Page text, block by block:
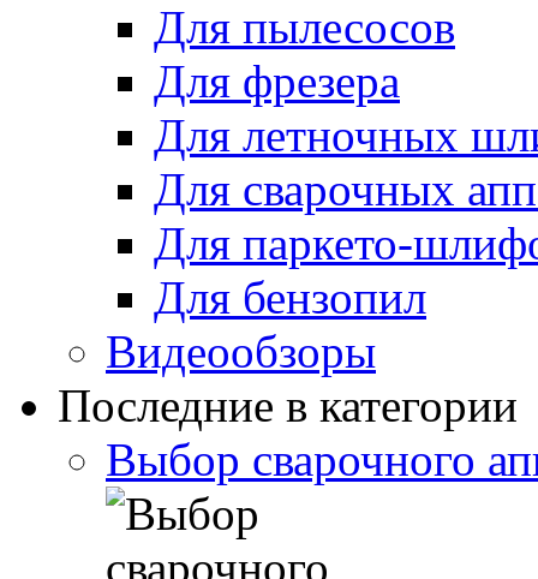
Для пылесосов
Для фрезера
Для летночных
Для сварочных
Для паркето-
Для бензопил
Видеообзоры
Последние в категории
Выбор сварочного